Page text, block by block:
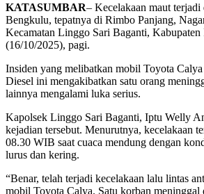
KATASUMBAR– Kecelakaan maut terjadi
Bengkulu, tepatnya di Rimbo Panjang,
Kecamatan Linggo Sari Baganti, Kabupaten
(16/10/2025), pagi.
Insiden yang melibatkan mobil Toyota
Diesel ini mengakibatkan satu orang
lainnya mengalami luka serius.
Kapolsek Linggo Sari Baganti, Iptu Welly
kejadian tersebut. Menurutnya, kecelakaan
08.30 WIB saat cuaca mendung dengan
lurus dan kering.
“Benar, telah terjadi kecelakaan lalu lintas
mobil Toyota Calya. Satu korban meninggal